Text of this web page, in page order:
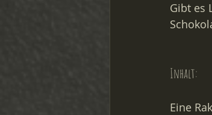
Gibt es
Inhalt:
Eine